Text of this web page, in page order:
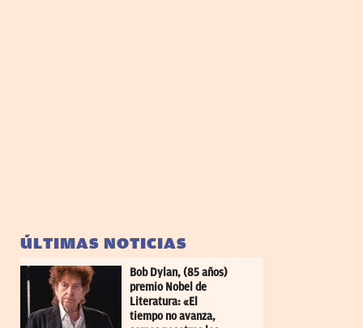
ÚLTIMAS NOTICIAS
Bob Dylan, (85 años)
premio Nobel de
Literatura: «El
tiempo no avanza,